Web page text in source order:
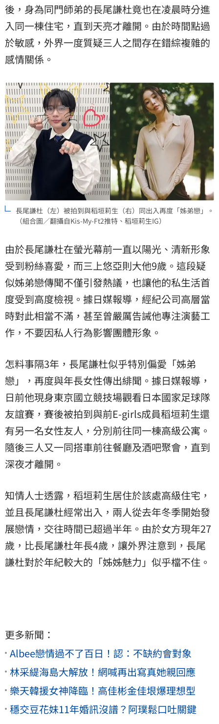
後，身為同門師弟的長尾謙杜竟也在凌晨時分進
入同一棟住宅，直到天亮才離開。由於時間點過
於敏感，外界一度質疑三人之間存在錯綜複雜的
感情關係。
長尾謙杜（左）被拍到與稻垣莉生（右）同出入再度「姊弟戀」。
（組合圖／翻攝自Kis-My-Ft2推特、稻垣莉生IG）
由於長尾謙杜在螢光幕前一直以陽光、清新形象
受到粉絲喜愛，而三上悠亞則大他9歲。這段疑
似姊弟戀傳聞不僅引發熱議，也讓他的私生活首
度受到高度檢視。據日媒報導，經紀公司高層當
時對此相當不滿，甚至曾嚴厲告誡他專注演藝工
作，不要因私人行為影響團體形象。
怎料事隔3年，長尾謙杜似乎特別偏愛「姊弟
戀」，再度與年長女性傳出緋聞。據日媒報導，
日前他現身東京國立競技場觀看日本國家足球隊
友誼賽，賽後被拍到與前E-girls成員稻垣莉生還
有另一名女性友人，分別前往同一棟高級公寓。
隨後三人又一同搭車前往餐廳及酒吧聚會，直到
深夜才離開。
知情人士透露，稻垣莉生居住於該處高級住宅，
並且長尾謙杜經常出入，兩人從去年冬季開始發
展戀情，交往時間已超過半年。由於女方現年27
歲，比長尾謙杜年長4歲，讓外界注意到，長尾
謙杜對於年紀較大的「姊姊魅力」似乎檔不住。
更多新聞：
Albee戀情過不了百日！認：不缺約會對象
林采緹海島大解放！網喊再出寫真她親回應
樂天韓援女神降臨！高佳彬金佳垠爆理想型
穩交豆花妹11年婚訊沒譜？阿璞鬆口吐關鍵